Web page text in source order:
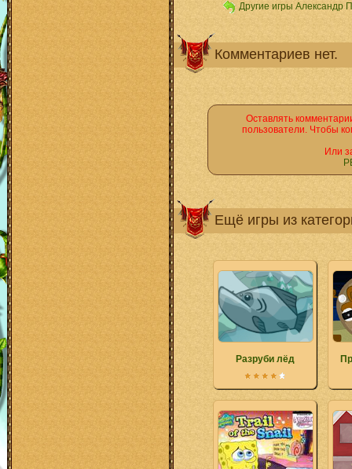
Другие игры Александр
Комментариев нет.
Оставлять
пользователи. Чтобы
Или
Ещё игры из
Разруби лёд